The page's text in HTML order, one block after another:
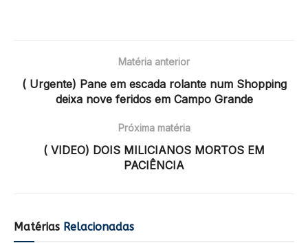
Matéria anterior
( Urgente) Pane em escada rolante num Shopping
deixa nove feridos em Campo Grande
Próxima matéria
( VIDEO) DOIS MILICIANOS MORTOS EM
PACIÊNCIA
Matérias Relacionadas